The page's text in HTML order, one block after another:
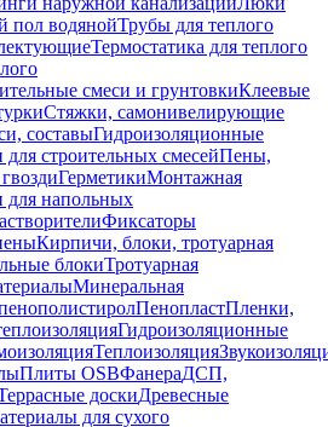
пол водянойТрубы для теплого
Термостатика для теплого
смеси и грунтовкиКлеевые
Стяжки, самонивелирующие
составыГидроизоляционные
для строительных смесейПены,
ГерметикиМонтажная
для напольных
Фиксаторы
Кирпичи, блоки, тротуарная
блокиТротуарная
Минеральная
ПенопластПленки,
Гидроизоляционные
Теплоизоляция
Плиты OSBФанераДСП,
доскиДревесные
для сухого